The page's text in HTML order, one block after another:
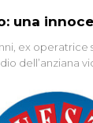
una
ex operatrice
dell’anziana
Monica si
lo stesso